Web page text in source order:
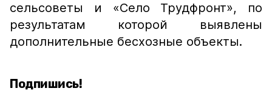
сельсоветы и «Село Трудфронт», по
результатам которой выявлены
дополнительные бесхозные объекты.
Подпишись!